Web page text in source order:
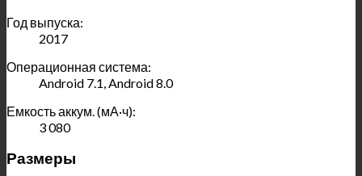
Год выпуска:
2017
Операционная система:
Android 7.1, Android 8.0
Емкость аккум. (мА·ч):
3 080
Размеры